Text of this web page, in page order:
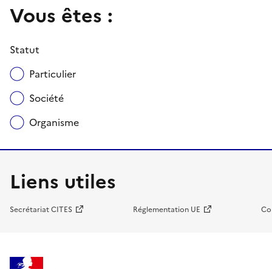
Vous êtes :
Statut
Particulier
Société
Organisme
Liens utiles
Secrétariat CITES Réglementation UE